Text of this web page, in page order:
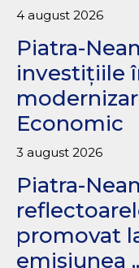
4 august 2026
Piatra-
investițiile
Economic
3 august 2026
Piatra-
promovat
emisiunea